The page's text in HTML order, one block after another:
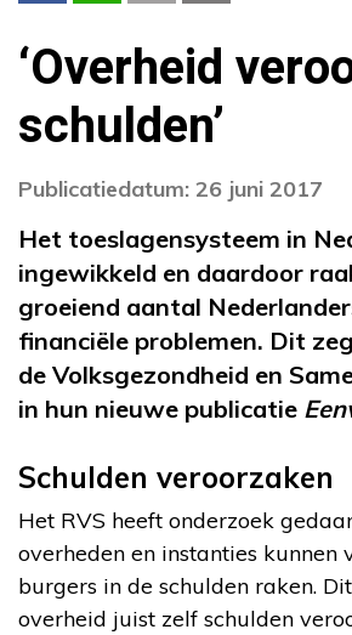
‘Overheid
schulden’
Publicatiedatum: 26 juni 2017
Het toeslagensysteem in
ingewikkeld en daardoor
groeiend aantal
financiële problemen. Dit
de Volksgezondheid en
in hun nieuwe publicatie
Schulden veroorzaken
Het RVS heeft onderzoek
overheden en instanties kunnen
burgers in de schulden raken.
overheid juist zelf schulden